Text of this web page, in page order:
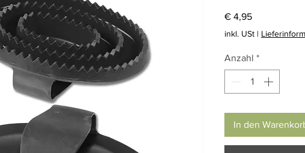
€ 4,95Preis
inkl. USt |
Anzahl *
In den